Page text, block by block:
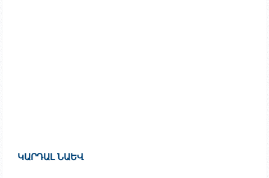
ԿԱՐԴԱԼ ՆԱԵՎ